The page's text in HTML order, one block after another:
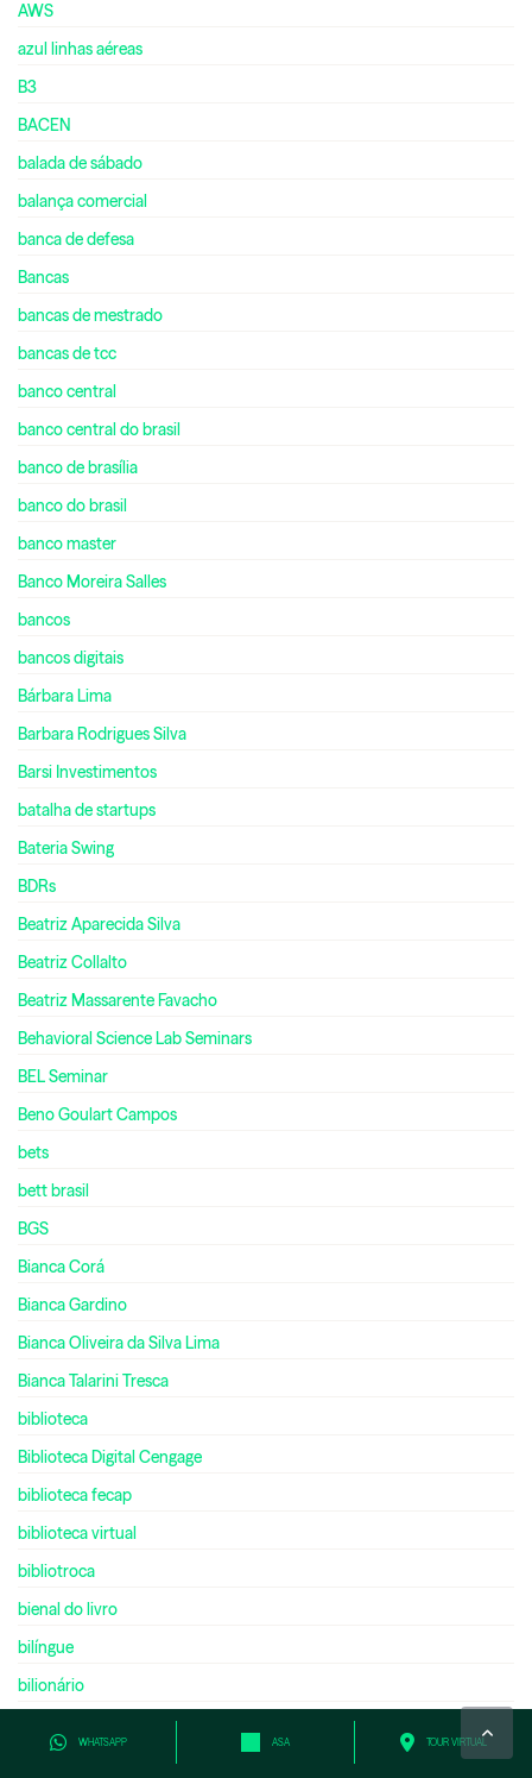
WHATSAPP ASA TOUR VIRTUAL
AWS
azul linhas aéreas
B3
BACEN
balada de sábado
balança comercial
banca de defesa
Bancas
bancas de mestrado
bancas de tcc
banco central
banco central do brasil
banco de brasília
banco do brasil
banco master
Banco Moreira Salles
bancos
bancos digitais
Bárbara Lima
Barbara Rodrigues Silva
Barsi Investimentos
batalha de startups
Bateria Swing
BDRs
Beatriz Aparecida Silva
Beatriz Collalto
Beatriz Massarente Favacho
Behavioral Science Lab Seminars
BEL Seminar
Beno Goulart Campos
bets
bett brasil
BGS
Bianca Corá
Bianca Gardino
Bianca Oliveira da Silva Lima
Bianca Talarini Tresca
biblioteca
Biblioteca Digital Cengage
biblioteca fecap
biblioteca virtual
bibliotroca
bienal do livro
bilíngue
bilionário